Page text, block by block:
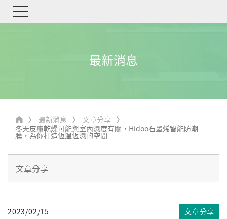
最新消息
最新消息
文章分享
冬天皮膚乾燥可能與室內濕度有關，Hidoo石墨烯智能防潮
膜，為你打造恆溫恆濕的空間
2023/02/15 文章分享